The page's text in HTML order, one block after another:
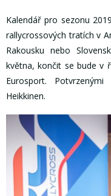
Kalendář pro sezonu
rallycrossových tratích v
Rakousku nebo
května, končit se bude v
Eurosport.
Heikkinen.